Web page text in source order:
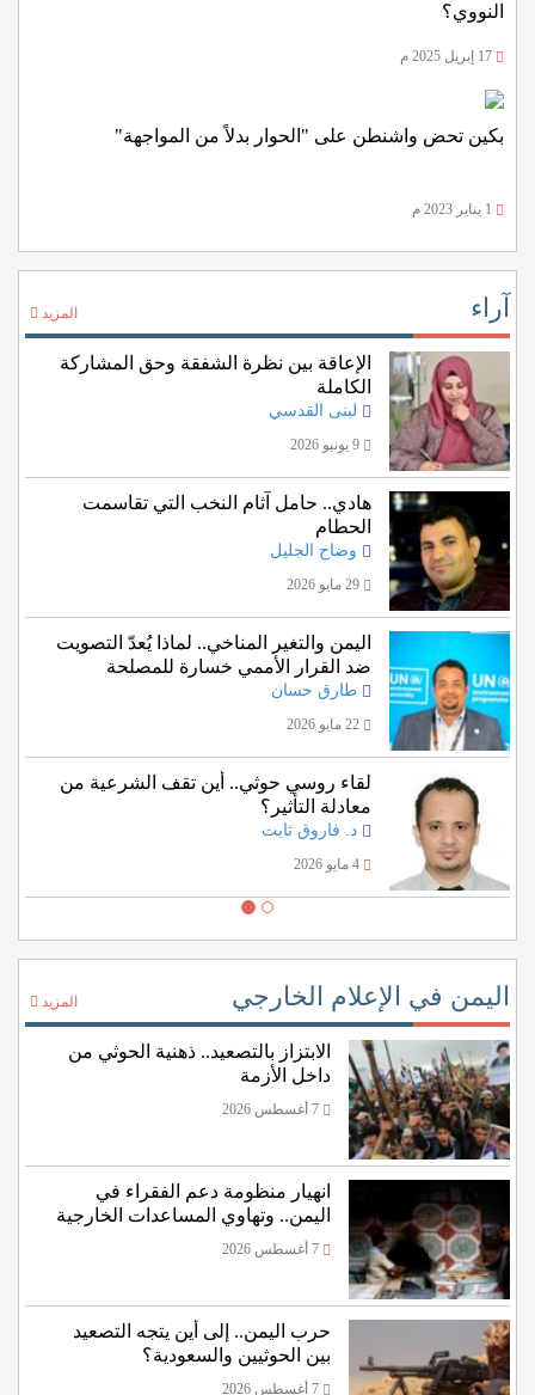
النووي؟
بكين تحض واشنطن على "الحوار بدلاً من المواجهة"
آراء المزيد
الإعاقة بين نظرة الشفقة وحق المشاركة
الكاملة
لبنى القدسي
9 يونيو 2026
هادي.. حامل آثام النخب التي تقاسمت
الحطام
وضاح الجليل
29 مايو 2026
اليمن والتغير المناخي.. لماذا يُعدّ التصويت
ضد القرار الأممي خسارة للمصلحة
اليمنية؟
طارق حسان
22 مايو 2026
لقاء روسي حوثي.. أين تقف الشرعية من
معادلة التأثير؟
د. فاروق ثابت
4 مايو 2026
اليمن في الإعلام الخارجي المزيد
الابتزاز بالتصعيد.. ذهنية الحوثي من
داخل الأزمة
7 أغسطس 2026
انهيار منظومة دعم الفقراء في
اليمن.. وتهاوي المساعدات الخارجية
7 أغسطس 2026
حرب اليمن.. إلى أين يتجه التصعيد
بين الحوثيين والسعودية؟
7 أغسطس 2026